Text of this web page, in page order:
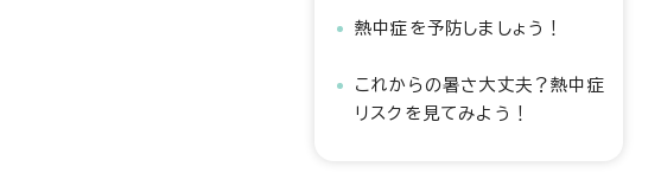
熱中症を予防しましょう！
これからの暑さ大丈夫？熱中症
リスクを見てみよう！